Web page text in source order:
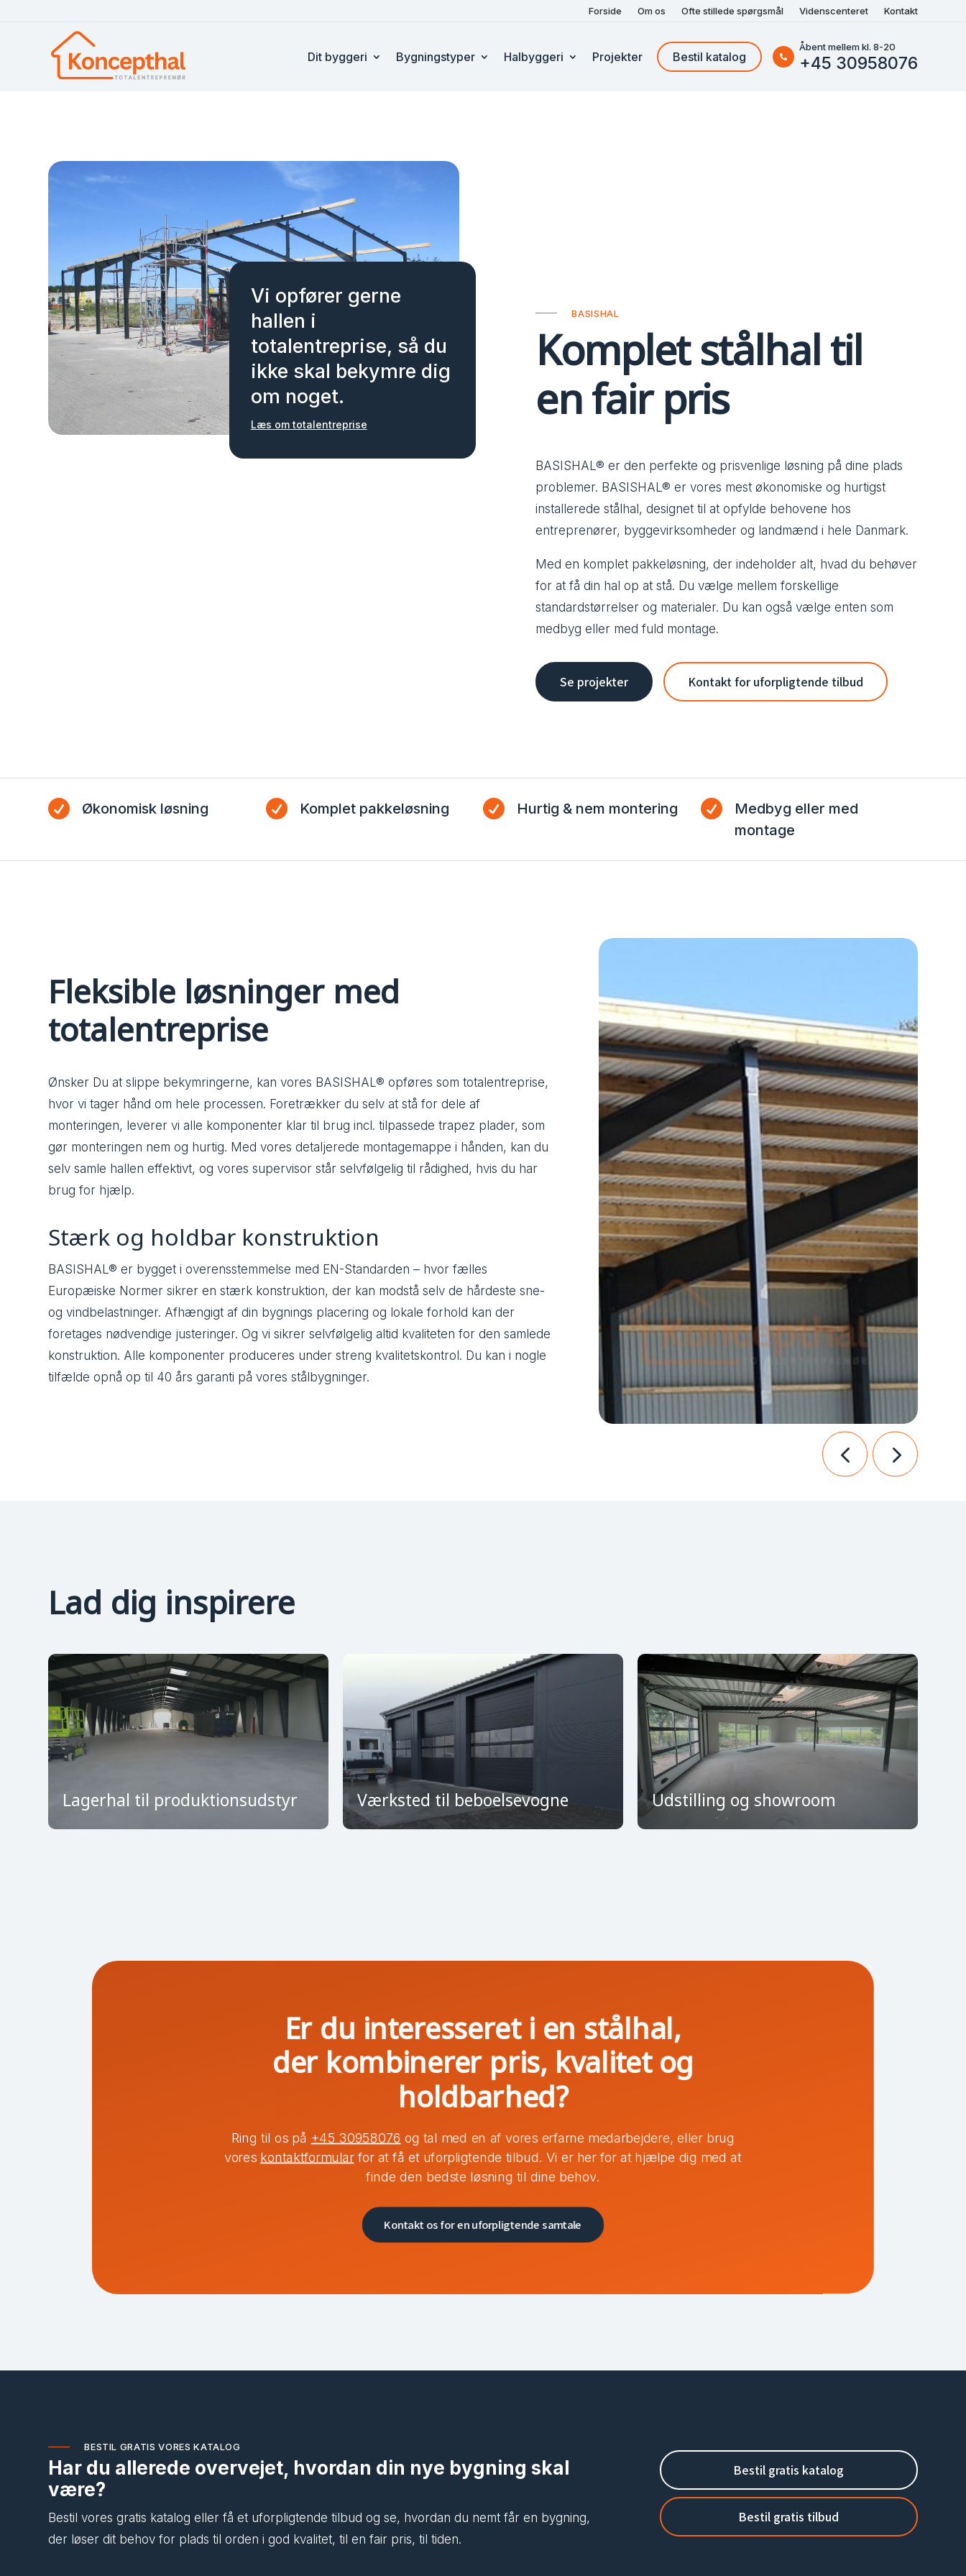
Forside Om os Ofte stillede spørgsmål Videnscenteret Kontakt
Dit byggeri Bygningstyper Halbyggeri Projekter Bestil katalog 
Åbent mellem kl. 8-20
+45 30958076
Vi opfører gerne
hallen i
totalentreprise, så du
ikke skal bekymre dig
om noget.
Læs om totalentreprise
BASISHAL
Komplet stålhal til
en fair pris
BASISHAL® er den perfekte og prisvenlige løsning på dine plads
problemer. BASISHAL® er vores mest økonomiske og hurtigst
installerede stålhal, designet til at opfylde behovene hos
entreprenører, byggevirksomheder og landmænd i hele Danmark.
Med en komplet pakkeløsning, der indeholder alt, hvad du behøver
for at få din hal op at stå. Du vælge mellem forskellige
standardstørrelser og materialer. Du kan også vælge enten som
medbyg eller med fuld montage.
Se projekter Kontakt for uforpligtende tilbud
 Økonomisk løsning  Komplet pakkeløsning  Hurtig & nem montering 
Medbyg eller med
montage
Fleksible løsninger med
totalentreprise
Ønsker Du at slippe bekymringerne, kan vores BASISHAL® opføres som totalentreprise,
hvor vi tager hånd om hele processen. Foretrækker du selv at stå for dele af
monteringen, leverer vi alle komponenter klar til brug incl. tilpassede trapez plader, som
gør monteringen nem og hurtig. Med vores detaljerede montagemappe i hånden, kan du
selv samle hallen effektivt, og vores supervisor står selvfølgelig til rådighed, hvis du har
brug for hjælp.
Stærk og holdbar konstruktion
BASISHAL® er bygget i overensstemmelse med EN-Standarden – hvor fælles
Europæiske Normer sikrer en stærk konstruktion, der kan modstå selv de hårdeste sne-
og vindbelastninger. Afhængigt af din bygnings placering og lokale forhold kan der
foretages nødvendige justeringer. Og vi sikrer selvfølgelig altid kvaliteten for den samlede
konstruktion. Alle komponenter produceres under streng kvalitetskontrol. Du kan i nogle
tilfælde opnå op til 40 års garanti på vores stålbygninger.
Lad dig inspirere
Lagerhal til produktionsudstyr Værksted til beboelsevogne Udstilling og showroom
Er du interesseret i en stålhal,
der kombinerer pris, kvalitet og
holdbarhed?
Ring til os på +45 30958076 og tal med en af vores erfarne medarbejdere, eller brug
vores kontaktformularfor at få et uforpligtende tilbud. Vi er her for at hjælpe dig med at
finde den bedste løsning til dine behov.
Kontakt os for en uforpligtende samtale
BESTIL GRATIS VORES KATALOG
Har du allerede overvejet, hvordan din nye bygning skal
være?
Bestil vores gratis katalog eller få et uforpligtende tilbud og se, hvordan du nemt får en bygning,
der løser dit behov for plads til orden i god kvalitet, til en fair pris, til tiden.
Bestil gratis katalog
Bestil gratis tilbud